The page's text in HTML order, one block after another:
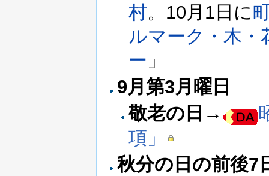
村。10月1日に
ルマーク・木・
ー 」
9月第3月曜日
敬老の日 →
項」
秋分の日の前後7